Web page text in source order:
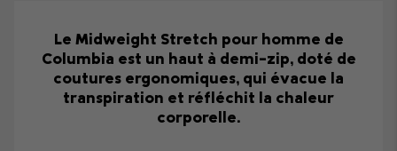
Le Midweight Stretch pour homme de
Columbia est un haut à demi-zip, doté de
coutures ergonomiques, qui évacue la
transpiration et réfléchit la chaleur
corporelle.